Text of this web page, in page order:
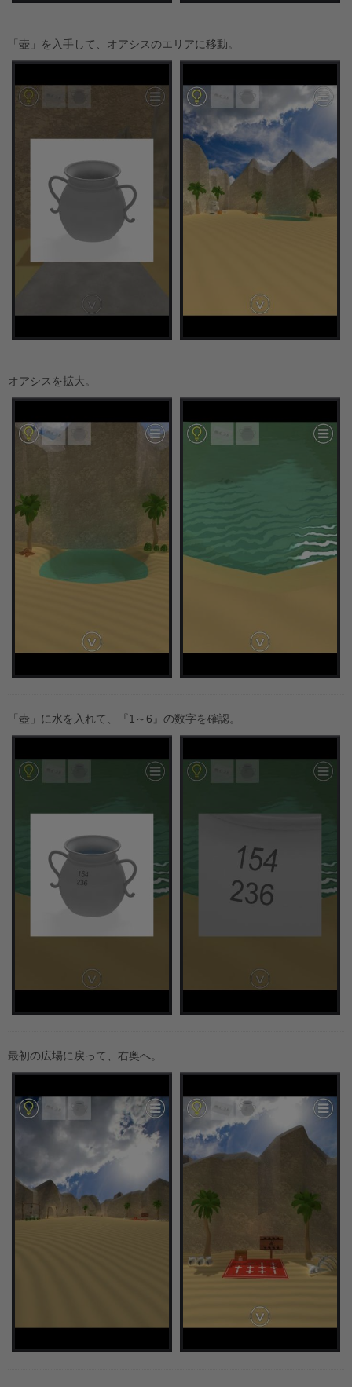
「壺」を入手して、オアシスのエリアに移動。
オアシスを拡大。
「壺」に水を入れて、『1～6』の数字を確認。
最初の広場に戻って、右奥へ。